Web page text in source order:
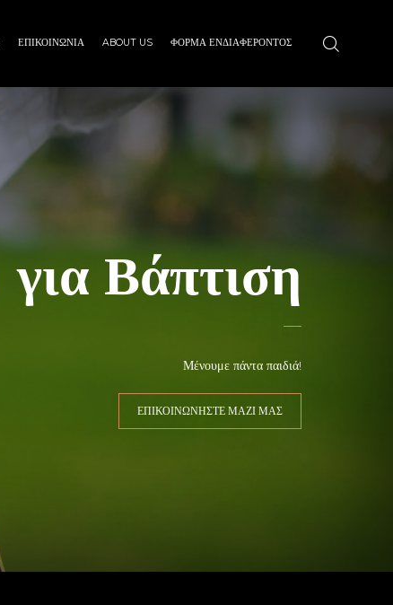
ΕΠΙΚΟΙΝΩΝΙΑ ABOUT US ΦΌΡΜΑ ΕΝΔΙΑΦΈΡΟΝΤΟΣ
Βάπτιση
Μένουμε πάντα παιδιά!
ΕΠΙΚΟΙΝΩΝΗΣΤΕ ΜΑΖΙ ΜΑΣ